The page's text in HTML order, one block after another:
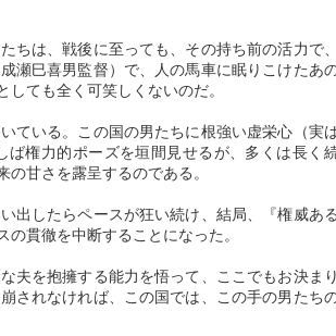
ちは、戦後に至っても、その持ち前の活力で
瀬巳喜男監督）で、人の馬車に眠りこけたあ
ても全く可笑しくないのだ。
いる。この国の男たちに根強い虚栄心（実は
権力的ポーズを垣間見せるが、多くは長く
甘さを露呈するのである。
出したらペースが狂い続け、結局、『権威あ
貫徹を中断することになった。
夫を抱擁する能力を悟って、ここでもお決ま
されなければ、この国では、この手の男たち
くの文豪が住んでいた本
旧伊勢屋質店と呼ばれる
を廃業しているが、うら
が繰り返し通い続けた質
の質屋通いをした一葉
物を質草にする質屋通い
ターだった所以である。
と定義しようという
し、自らも１０５歳
その寿命を全うした
即ち、体機能の低下
進行によって起こる
を、人間の〈生き
して「老い」の概念
「老い」を人間の
た「国柱会」への入
動の到達点だっ
に、賢治の自我が
スト教精神が垣間見
、ベルクソン、ツル
したように、狭隘な
の唯一のこの長編
刻んでいる。
に立つ牧師館で過
いつむざつ）なイメ
北部ヨークシャーの
ット）として生まれ
隣の田舎村ハワース
跡
よちぜんず）。
は抜け落ち、老いた
け、１７年にも亘